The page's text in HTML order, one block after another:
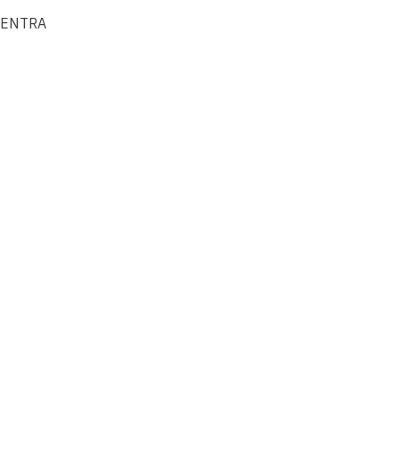
ENTRA